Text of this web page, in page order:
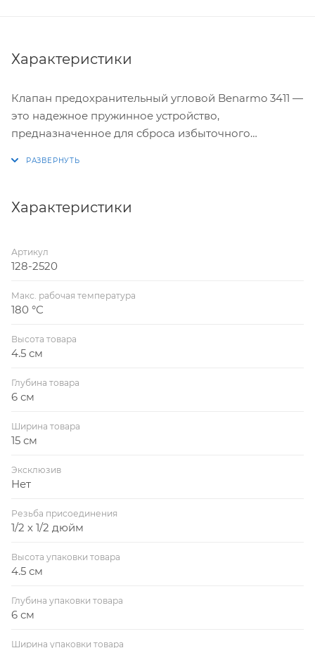
Характеристики
Клапан предохранительный угловой Benarmo 3411 —
это надежное пружинное устройство,
предназначенное для сброса избыточного
давления от 1 до 16 бар
Характеристики
Артикул
128-2520
Макс. рабочая температура
180 °С
Высота товара
4.5 см
Глубина товара
6 см
Ширина товара
15 см
Эксклюзив
Нет
Резьба присоединения
1/2 х 1/2 дюйм
Высота упаковки товара
4.5 см
Глубина упаковки товара
6 см
Ширина упаковки товара